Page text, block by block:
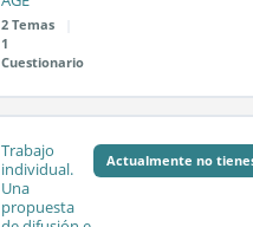
2 Temas
1
Cuestionario
Módulo
0%
Trabajo
individual.
Una
propuesta
Actualmente no